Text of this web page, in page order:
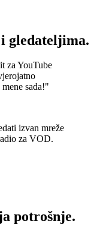
gledateljima.
za YouTube
sada!"
izvan mreže
za VOD.
potrošnje.